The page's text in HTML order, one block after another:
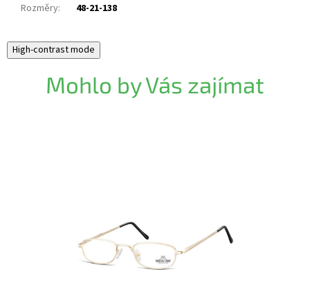
Rozměry: 48-21-138
High-contrast mode
Mohlo by Vás zajímat